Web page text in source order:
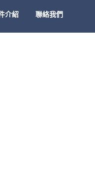
介紹 聯絡我們